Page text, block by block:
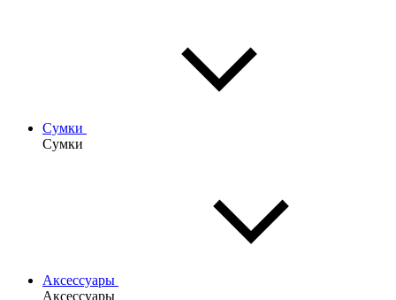
Сумки
Сумки
Аксессуары
Аксессуары